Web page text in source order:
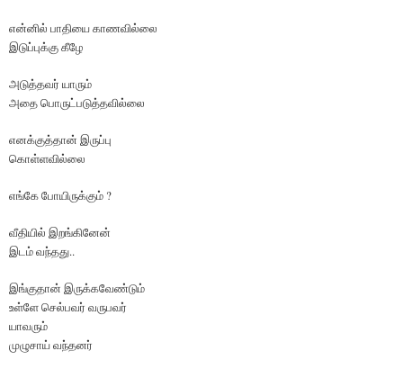
என்னில் பாதியை காணவில்லை
இடுப்புக்கு கீழே
அடுத்தவர் யாரும்
அதை பொருட்படுத்தவில்லை
எனக்குத்தான் இருப்பு
கொள்ளவில்லை
எங்கே போயிருக்கும் ?
வீதியில் இறங்கினேன்
இடம் வந்தது..
இங்குதான் இருக்கவேண்டும்
உள்ளே செல்பவர் வருபவர்
யாவரும்
முழுசாய் வந்தனர்